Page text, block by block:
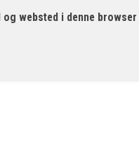
og websted i denne